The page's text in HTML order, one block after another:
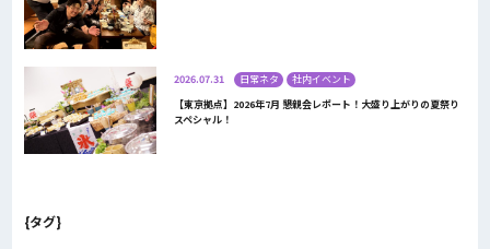
2026.07.31 日常ネタ
社内イベント
【東京拠点】2026年7月 懇親会レポート！大盛り上がりの夏祭り
スペシャル！
{タグ}